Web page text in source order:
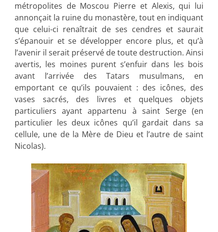
métropolites de Moscou Pierre et Alexis, qui lui
annonçait la ruine du monastère, tout en indiquant
que celui-ci renaîtrait de ses cendres et saurait
s’épanouir et se développer encore plus, et qu’à
l’avenir il serait préservé de toute destruction. Ainsi
avertis, les moines purent s’enfuir dans les bois
avant l’arrivée des Tatars musulmans, en
emportant ce qu’ils pouvaient : des icônes, des
vases sacrés, des livres et quelques objets
particuliers ayant appartenu à saint Serge (en
particulier les deux icônes qu’il gardait dans sa
cellule, une de la Mère de Dieu et l’autre de saint
Nicolas).